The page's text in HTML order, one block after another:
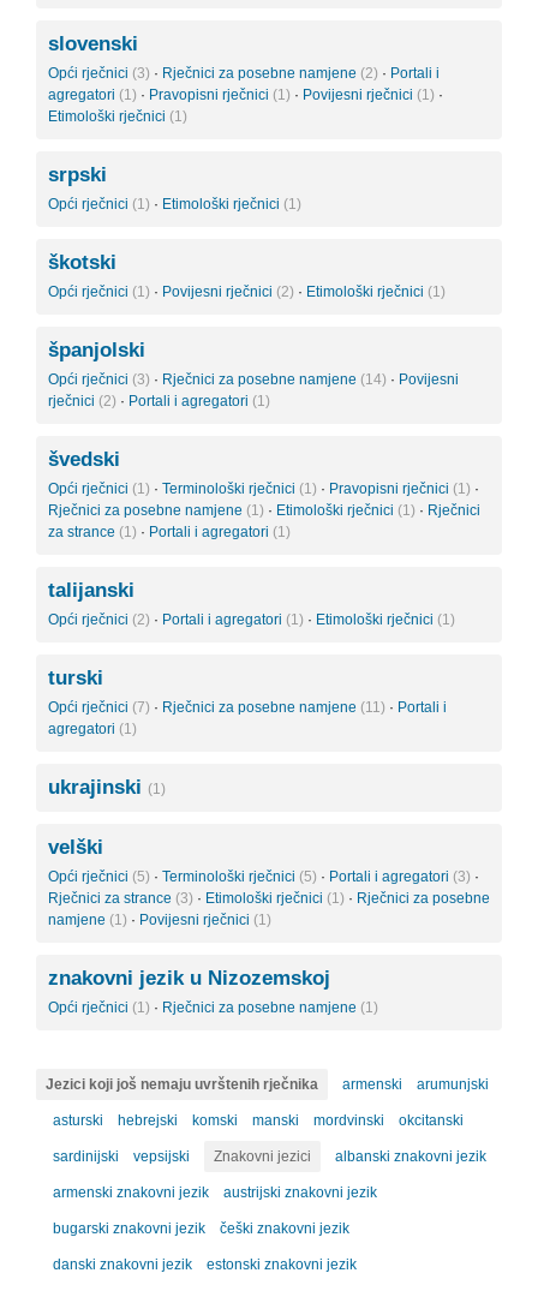
slovenski
Opći rječnici (3) · Rječnici za posebne namjene (2) · Portali i
agregatori (1) · Pravopisni rječnici (1) · Povijesni rječnici (1) ·
Etimološki rječnici (1)
srpski
Opći rječnici (1) · Etimološki rječnici (1)
škotski
Opći rječnici (1) · Povijesni rječnici (2) · Etimološki rječnici (1)
španjolski
Opći rječnici (3) · Rječnici za posebne namjene (14) · Povijesni
rječnici (2) · Portali i agregatori (1)
švedski
Opći rječnici (1) · Terminološki rječnici (1) · Pravopisni rječnici (1) ·
Rječnici za posebne namjene (1) · Etimološki rječnici (1) · Rječnici
za strance (1) · Portali i agregatori (1)
talijanski
Opći rječnici (2) · Portali i agregatori (1) · Etimološki rječnici (1)
turski
Opći rječnici (7) · Rječnici za posebne namjene (11) · Portali i
agregatori (1)
ukrajinski (1)
velški
Opći rječnici (5) · Terminološki rječnici (5) · Portali i agregatori (3) ·
Rječnici za strance (3) · Etimološki rječnici (1) · Rječnici za posebne
namjene (1) · Povijesni rječnici (1)
znakovni jezik u Nizozemskoj
Opći rječnici (1) · Rječnici za posebne namjene (1)
Jezici koji još nemaju uvrštenih rječnika armenski arumunjski
asturski hebrejski komski manski mordvinski okcitanski
sardinijski vepsijski Znakovni jezici albanski znakovni jezik
armenski znakovni jezik austrijski znakovni jezik
bugarski znakovni jezik češki znakovni jezik
danski znakovni jezik estonski znakovni jezik